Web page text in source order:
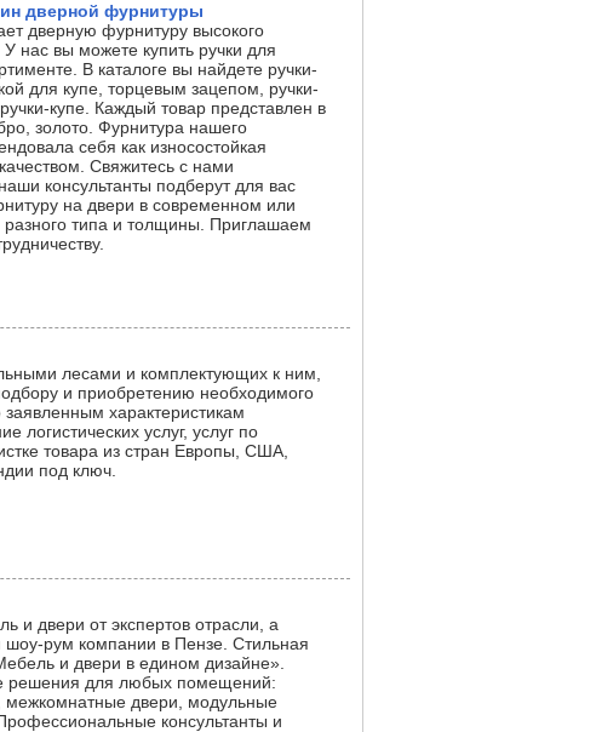
дверной фурнитуры
дверную фурнитуру высокого
нас вы можете купить ручки для
В каталоге вы найдете ручки-
для купе, торцевым зацепом, ручки-
купе. Каждый товар представлен в
золото. Фурнитура нашего
себя как износостойкая
Свяжитесь с нами
консультанты подберут для вас
на двери в современном или
разного типа и толщины. Приглашаем
лесами и комплектующих к ним,
и приобретению необходимого
заявленным характеристикам
логистических услуг, услуг по
товара из стран Европы, США,
под ключ.
и двери от экспертов отрасли, а
шоу-рум компании в Пензе. Стильная
и двери в едином дизайне».
решения для любых помещений:
межкомнатные двери, модульные
консультанты и